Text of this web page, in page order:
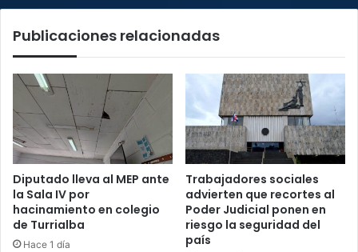
Publicaciones relacionadas
Diputado lleva al MEP ante
la Sala IV por
hacinamiento en colegio
de Turrialba
Hace 1 día
Trabajadores sociales
advierten que recortes al
Poder Judicial ponen en
riesgo la seguridad del
país